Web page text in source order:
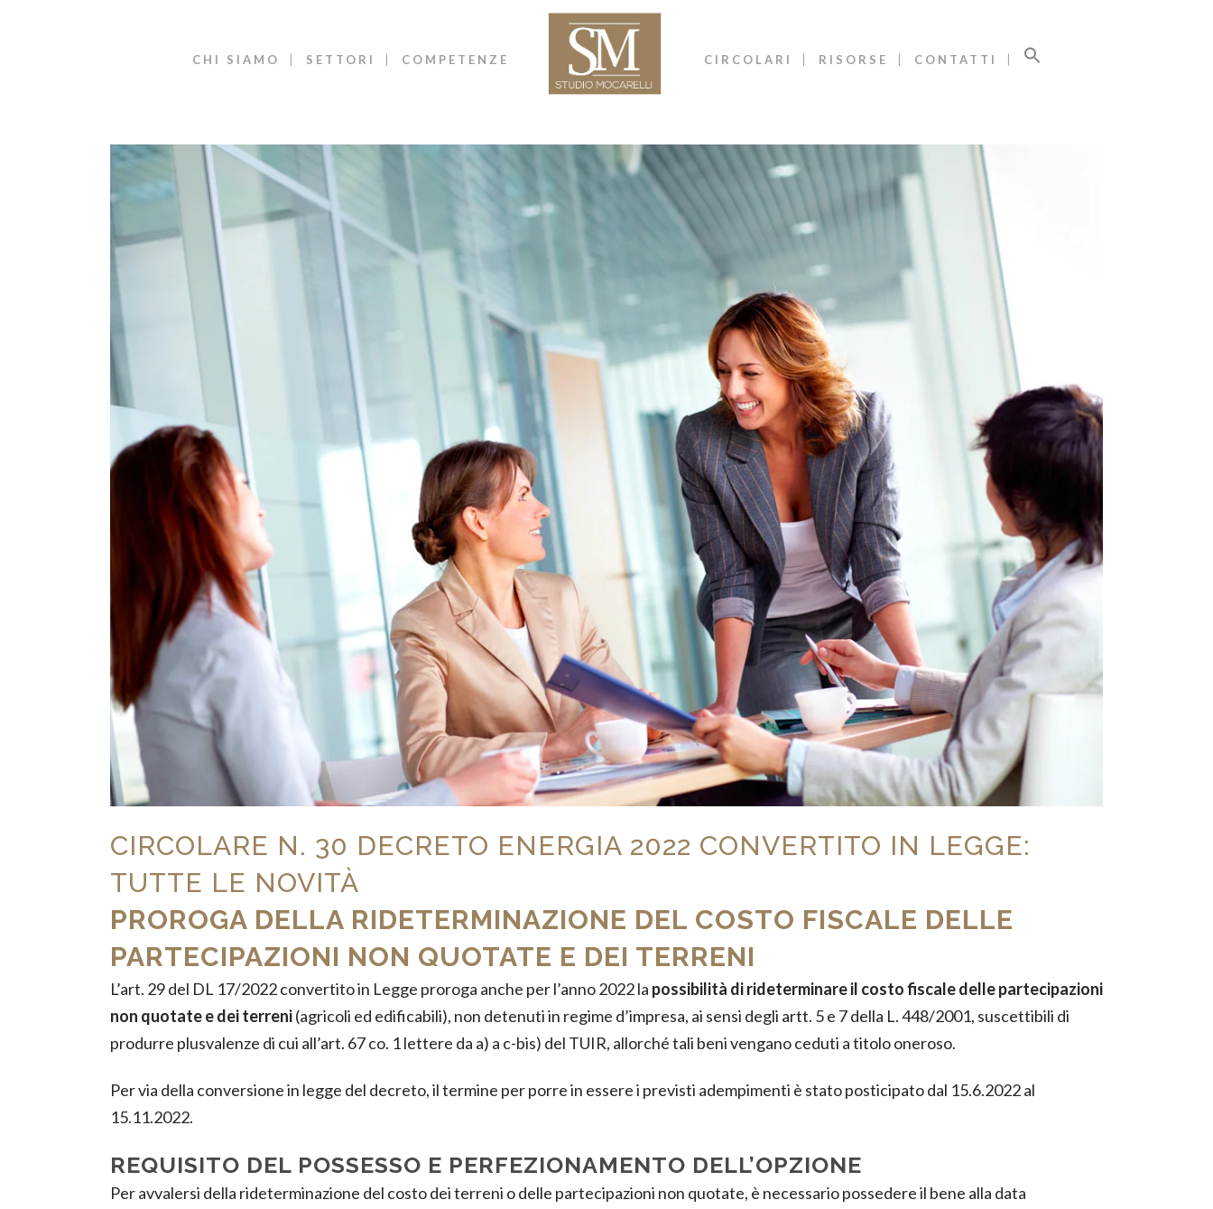
CHI SIAMO SETTORI COMPETENZE CIRCOLARI RISORSE CONTATTI
CIRCOLARE N. 30 DECRETO ENERGIA 2022 CONVERTITO IN LEGGE:
TUTTE LE NOVITÀ
PROROGA DELLA RIDETERMINAZIONE DEL COSTO FISCALE DELLE
PARTECIPAZIONI NON QUOTATE E DEI TERRENI
L’art. 29 del DL 17/2022 convertito in Legge proroga anche per l’anno 2022 la possibilità di rideterminare il costo fiscale delle partecipazioni
non quotate e dei terreni(agricoli ed edificabili), non detenuti in regime d’impresa, ai sensi degli artt. 5 e 7 della L. 448/2001, suscettibili di
produrre plusvalenze di cui all’art. 67 co. 1 lettere da a) a c-bis) del TUIR, allorché tali beni vengano ceduti a titolo oneroso.
Per via della conversione in legge del decreto, il termine per porre in essere i previsti adempimenti è stato posticipato dal 15.6.2022 al
15.11.2022.
REQUISITO DEL POSSESSO E PERFEZIONAMENTO DELL’OPZIONE
Per avvalersi della rideterminazione del costo dei terreni o delle partecipazioni non quotate, è necessario possedere il bene alla data